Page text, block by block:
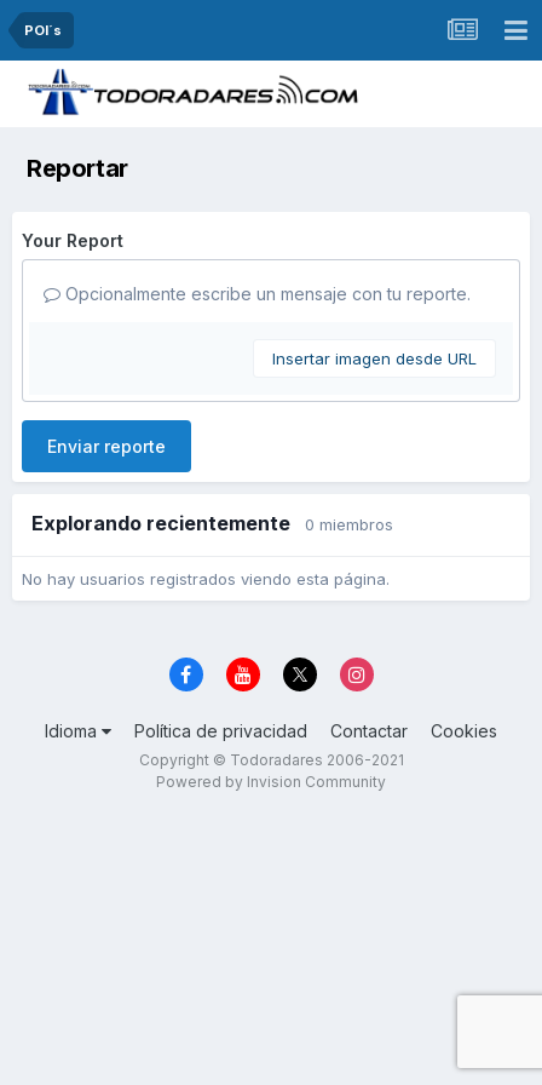
POI´s
Reportar
Your Report
Opcionalmente escribe un mensaje con tu reporte.
Insertar imagen desde URL
Enviar reporte
Explorando recientemente 0 miembros
No hay usuarios registrados viendo esta página.
Idioma Política de privacidad Contactar Cookies
Copyright © Todoradares 2006-2021
Powered by Invision Community